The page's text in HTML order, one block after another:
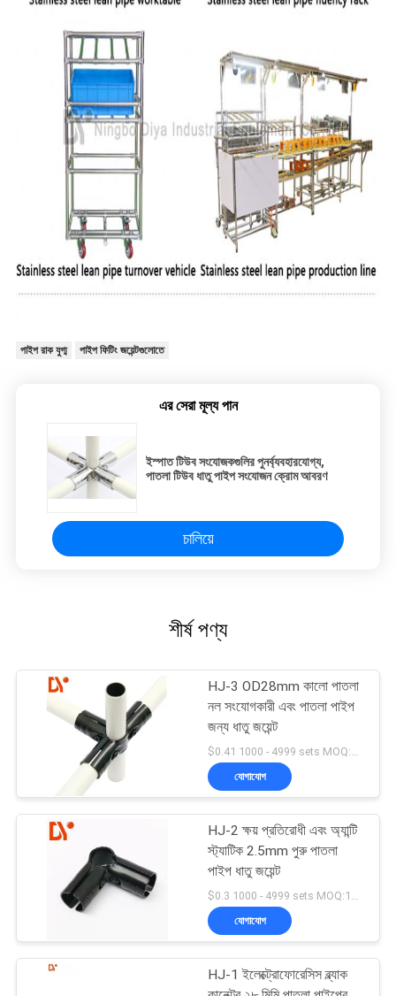
পাইপ রাক যুগ্ম পাইপ ফিটিং জয়েন্টগুলোতে
এর সেরা মূল্য পান
ইস্পাত টিউব সংযোজকগুলির পুনর্ব্যবহারযোগ্য,
পাতলা টিউব ধাতু পাইপ সংযোজন ক্রোম আবরণ
চালিয়ে
শীর্ষ পণ্য
HJ-3 OD28mm কালো পাতলা
নল সংযোগকারী এবং পাতলা পাইপ
জন্য ধাতু জয়েন্ট
$0.41 1000 - 4999 sets MOQ:1000
যোগাযোগ
HJ-2 ক্ষয় প্রতিরোধী এবং অ্যান্টি
স্ট্যাটিক 2.5mm পুরু পাতলা
পাইপ ধাতু জয়েন্ট
যোগাযোগ
HJ-1 ইলেক্ট্রোফোরেসিস ব্ল্যাক